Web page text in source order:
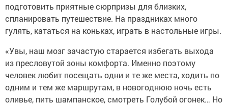
подготовить приятные сюрпризы для близких,
спланировать путешествие. На праздниках много
гулять, кататься на коньках, играть в настольные игры.
«Увы, наш мозг зачастую старается избегать выхода
из пресловутой зоны комфорта. Именно поэтому
человек любит посещать одни и те же места, ходить по
одним и тем же маршрутам, в новогоднюю ночь есть
оливье, пить шампанское, смотреть Голубой огонек… Но